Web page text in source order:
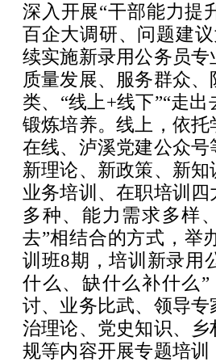
深入开展“干部能力提
百企大调研、问题建
续实施新录用公务员
质量发展、服务群众
类、“线上+线下”“走
锻炼培养。线上，依
在线、泸溪党建公众
新理论、新政策、新
业务培训、在职培训
多种、能力需求多样
去”相结合的方式，举
训班8期，培训新录用
什么、缺什么补什么
讨、业务比武、领导
治理论、党史知识、
规等内容开展专题培